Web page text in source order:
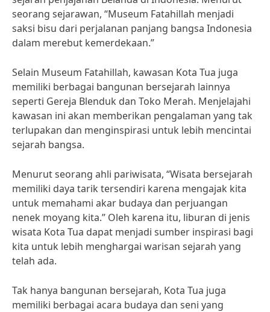
seorang sejarawan, “Museum Fatahillah menjadi
saksi bisu dari perjalanan panjang bangsa Indonesia
dalam merebut kemerdekaan.”
Selain Museum Fatahillah, kawasan Kota Tua juga
memiliki berbagai bangunan bersejarah lainnya
seperti Gereja Blenduk dan Toko Merah. Menjelajahi
kawasan ini akan memberikan pengalaman yang tak
terlupakan dan menginspirasi untuk lebih mencintai
sejarah bangsa.
Menurut seorang ahli pariwisata, “Wisata bersejarah
memiliki daya tarik tersendiri karena mengajak kita
untuk memahami akar budaya dan perjuangan
nenek moyang kita.” Oleh karena itu, liburan di jenis
wisata Kota Tua dapat menjadi sumber inspirasi bagi
kita untuk lebih menghargai warisan sejarah yang
telah ada.
Tak hanya bangunan bersejarah, Kota Tua juga
memiliki berbagai acara budaya dan seni yang